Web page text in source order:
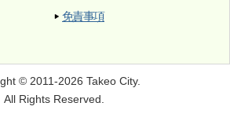
免責事項
© 2011-2026 Takeo City.
All Rights Reserved.